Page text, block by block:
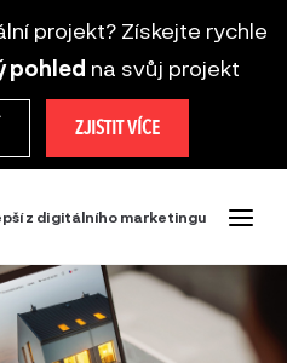
projekt? Získejte rychle
pohled na svůj projekt
ZJISTIT VÍCE
z digitálního marketingu